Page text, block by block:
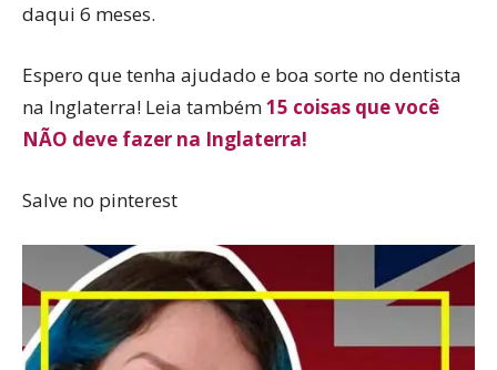
daqui 6 meses.
Espero que tenha ajudado e boa sorte no dentista
na Inglaterra! Leia também15 coisas que você
NÃO deve fazer na Inglaterra!
Salve no pinterest